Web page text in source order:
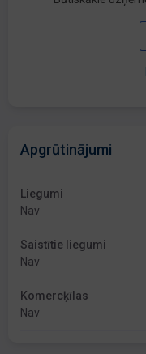
Apgrūtinājumi
Liegumi
Nav
Saistītie liegumi
Nav
Komercķīlas
Nav